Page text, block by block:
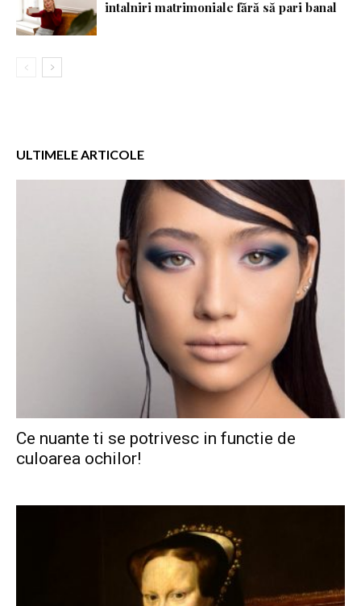
intalniri matrimoniale fără să pari banal
ULTIMELE ARTICOLE
Ce nuante ti se potrivesc in functie de
culoarea ochilor!